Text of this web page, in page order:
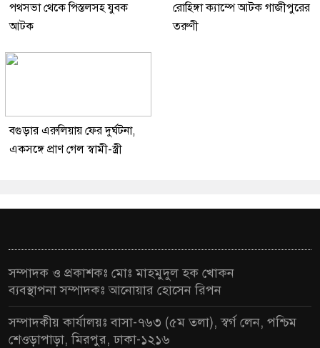
পথসভা থেকে পিস্তলসহ যুবক
আটক
রোহিঙ্গা ক্যাম্পে আটক গাজীপুরের
তরুণী
বগুড়ার এরুলিয়ায় ফের দুর্ঘটনা,
একসঙ্গে প্রাণ গেল স্বামী-স্ত্রী
সম্পাদক ও প্রকাশকঃ মোঃ মাহমুদুল হক খোকন
ব্যবস্থাপনা সম্পাদকঃ আনোয়ার হোসেন রিপন
সম্পাদকীয় কার্যালয়ঃ বাসা-৭৬৩ (৫ম তলা), স্বর্গ লেন, পশ্চিম
শেওড়াপাড়া, মিরপুর, ঢাকা-১২১৬